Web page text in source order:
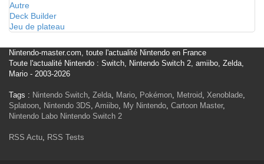
Autre
Deck Builder
Jeu de plateau
Nintendo-master.com, toute l'actualité Nintendo en France
Toute l'actualité Nintendo : Switch, Nintendo Switch 2, amiibo, Zelda,
Mario - 2003-2026
Tags : Nintendo Switch, Zelda, Mario, Pokémon, Metroid, Xenoblade,
Splatoon, Nintendo 3DS, Amiibo, My Nintendo, Cartoon Master,
Nintendo Labo Nintendo Switch 2
RSS Actu, RSS Tests